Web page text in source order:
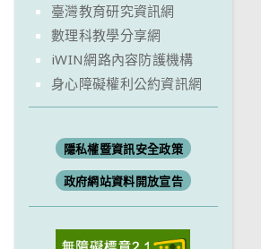
臺灣教育研究資訊網
數理科教學分享網
iWIN網路內容防護機構
身心障礙權利公約資訊網
隱私權暨資訊安全政策
政府網站資料開放宣告